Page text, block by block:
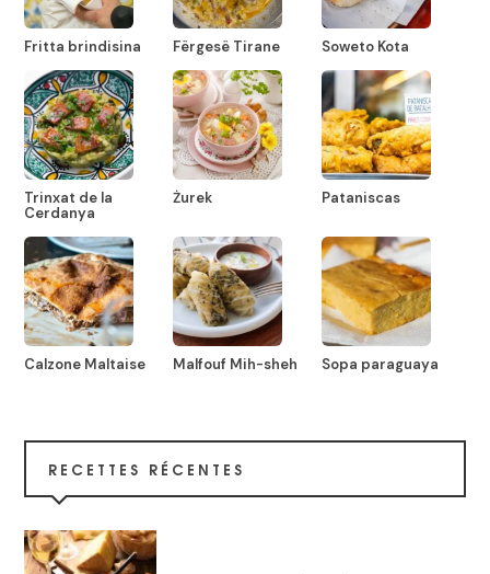
Fritta brindisina Fërgesë Tirane Soweto Kota
Trinxat de la
Cerdanya
Żurek Pataniscas
Calzone Maltaise Malfouf Mih-sheh Sopa paraguaya
RECETTES RÉCENTES